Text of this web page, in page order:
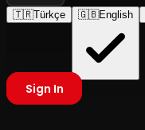
🇹🇷Türkçe 🇬🇧English
Sign In